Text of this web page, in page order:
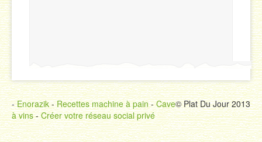
© Plat Du Jour 2013
-Enorazik-Recettes machine à pain-Cave
à vins-Créer votre réseau social privé